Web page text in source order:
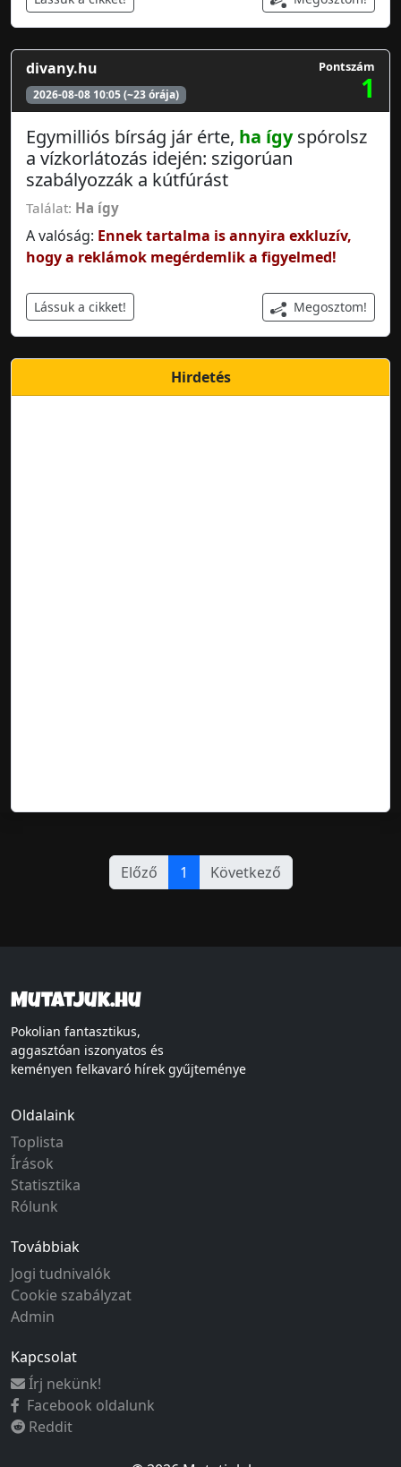
divany.hu
2026-08-08 10:05 (~23 órája)
Pontszám
1
Egymilliós bírság jár érte, ha ígyspórolsz
a vízkorlátozás idején: szigorúan
szabályozzák a kútfúrást
Találat: Ha így
A valóság: Ennek tartalma is annyira exkluzív,
hogy a reklámok megérdemlik a figyelmed!
Lássuk a cikket! Megosztom!
Hirdetés
Előző 1 Következő
Mutatjuk.hu
Pokolian fantasztikus,
aggasztóan iszonyatos és
keményen felkavaró hírek gyűjteménye
Oldalaink
Toplista
Írások
Statisztika
Rólunk
Továbbiak
Jogi tudnivalók
Cookie szabályzat
Admin
Kapcsolat
Írj nekünk!
Facebook oldalunk
Reddit